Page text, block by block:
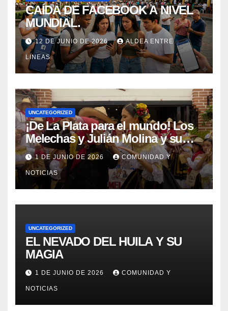
CAÍDA DE FACEBOOK A NIVEL
MUNDIAL.
12 DE JUNIO DE 2026 ALDEA ENTRE
LINEAS
UNCATEGORIZED
¡De La Plata para el mundo! Los
Melechas y Julián Molina y su
nuevo éxito: «Pere Tántico»
1 DE JUNIO DE 2026 COMUNIDAD Y
NOTICIAS
UNCATEGORIZED
EL NEVADO DEL HUILA Y SU
MAGIA
1 DE JUNIO DE 2026 COMUNIDAD Y
NOTICIAS